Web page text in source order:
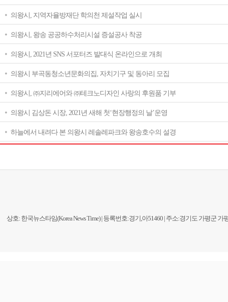
의왕시, 지역자율방재단 학의천 제설작업 실시
의왕시, 왕송 공공하수처리시설 증설공사 착공
의왕시, 2021년 SNS 서포터즈 발대식 온라인으로 개최
의왕시 부곡동청소년문화의집, 자치기구 및 동아리 모집
의왕시, ㈜지리에어와 ㈜테크노디자인 사랑의 후원품 기부
의왕시 김상돈 시장, 2021년 새해 첫‘현장행정의 날’운영
하늘에서 내려다 본 의왕시 레솔레파크와 왕송호수의 설경
상호: 한국뉴스타임(Korea News Time) | 등록번호:경기,아51460 | 주소:경기도 가평군